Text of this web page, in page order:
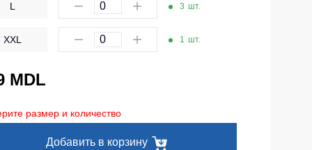
Комплекты для команд
Одноразовая спецодежда
Термобелье
Головные уборы
L 3 шт.
XXL 1 шт.
MDL
размер и количество
Добавить в корзину